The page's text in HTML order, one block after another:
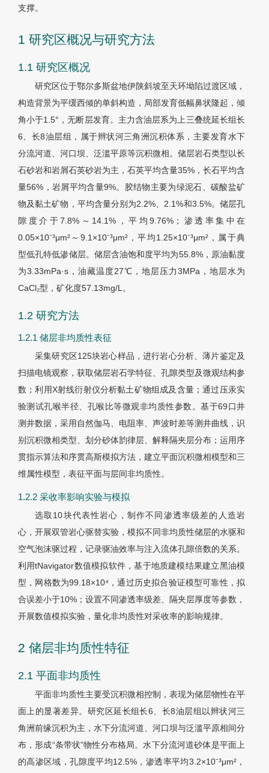
支撑。
1 研究区概况与研究方法
1.1 研究区概况
研究区位于鄂尔多斯盆地伊陕斜坡至天环坳陷过渡区域，
构造背景为平缓西倾的单斜构造，局部发育低幅鼻状隆起，倾
角小于1.5°，无断层发育。主力含油层系为上三叠统延长组长
6、长8油层组，属于辫状河三角洲沉积体系，主要发育水下
分流河道、河口坝、泛滥平原等沉积微相。储层岩石类型以长
石砂岩和岩屑石英砂岩为主，石英平均含量35%，长石平均含
量56%，岩屑平均含量9%。胶结物主要为绿泥石、碳酸盐矿
物及黏土矿物，平均含量分别为2.2%、2.1%和3.5%。储层孔
隙度介于7.8%～14.1%，平均9.76%；渗透率集中在
0.05×10⁻³μm²～9.1×10⁻³μm²，平均1.25×10⁻³μm²，属于典
型低孔特低渗储层。储层含油饱和度平均为55.8%，原油黏度
为3.33mPa·s，油藏温度27℃，地层压力3MPa，地层水为
CaCl₂型，矿化度57.13mg/L。
1.2 研究方法
1.2.1 储层非均质性表征
采集研究区125块岩心样品，进行岩心分析、薄片鉴定及
扫描电镜观察，获取储层岩石学特征、孔隙类型及微观结构参
数；利用X射线衍射仪分析黏土矿物组成及含量；通过压汞实
验测试孔喉半径、孔喉比等微观非均质性参数。基于69口井
测井数据，采用自然伽马、电阻率、声波时差等测井曲线，识
别沉积微相类型、划分砂体韵律层、解释隔夹层分布；运用序
贯指示算法和序贯高斯模拟方法，建立平面沉积微相模型和三
维属性模型，表征平面与层间非均质性。
1.2.2 采收率影响实验与模拟
选取10块代表性岩心，制作不同渗透率级差的人造岩
心，开展双管岩心驱替实验，模拟不同非均质性储层的水驱和
空气泡沫驱过程，记录驱油效率与注入流体孔隙倍数的关系。
利用tNavigator数值模拟软件，基于地质建模结果建立黑油模
型，网格数为99.18×10⁴，通过历史拟合验证模型可靠性，拟
合误差小于10%；设置不同渗透率级差、隔夹层厚度等参数，
开展数值模拟实验，量化非均质性对采收率的影响规律。
2 储层非均质性特征
2.1 平面非均质性
平面非均质性主要受沉积微相控制，表现为储层物性在平
面上的显著差异。研究区延长组长6、长8油层组以辫状河三
角洲前缘沉积为主，水下分流河道、河口坝与泛滥平原相间分
布，形成“条带状”物性分布格局。水下分流河道砂体是平面上
的高渗区域，孔隙度平均12.5%，渗透率平均3.2×10⁻³μm²，